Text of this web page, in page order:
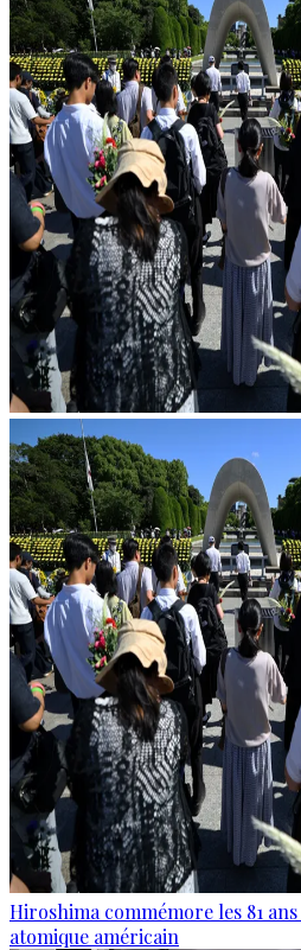
Hiroshima commémore les 81
atomique américain